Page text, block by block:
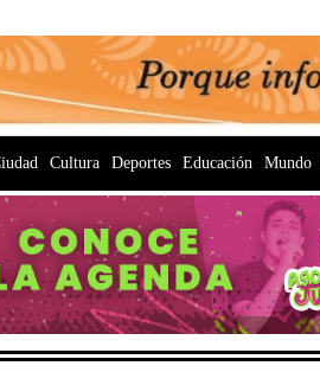
Cultura Deportes Educación Mundo